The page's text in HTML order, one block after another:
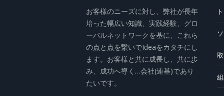
お客様のニーズに対し、弊社が長年
培った幅広い知識、実践経験、グロ
ーバルネットワークを基に、これら
の点と点を繋いでIdeaをカタチにし
ます。お客様と共に成長し、共に歩
み、成功へ導く…会社(連基)であり
たいです。